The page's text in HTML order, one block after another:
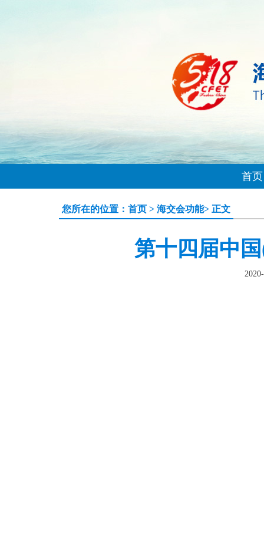
首页
您所在的位置： 首页 > 海交会功能> 正文
第十四届中